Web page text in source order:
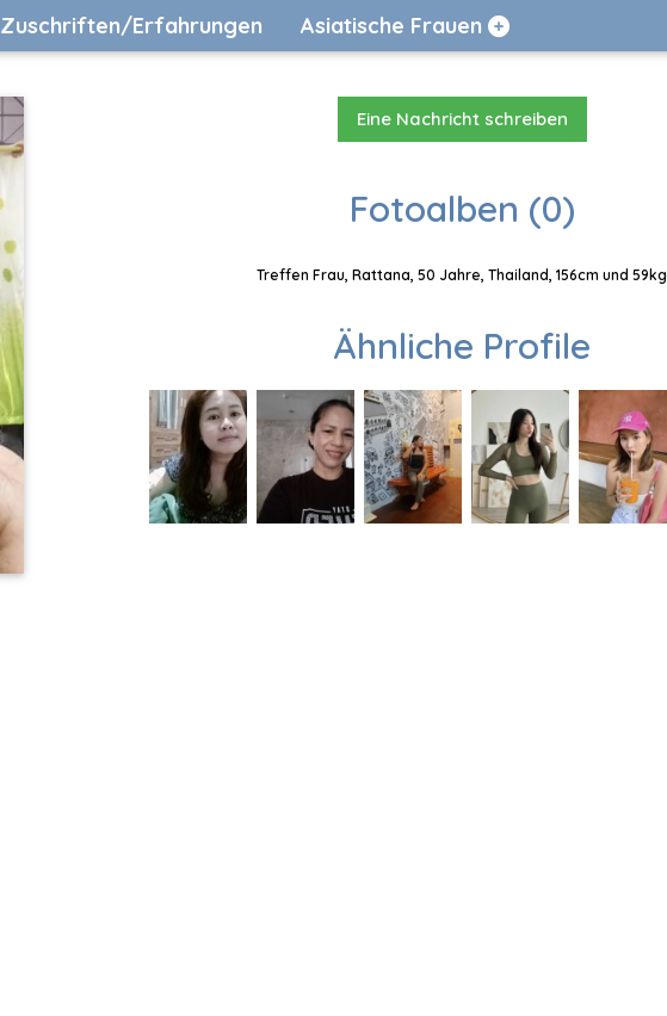
Zuschriften/Erfahrungen Asiatische Frauen
Eine Nachricht schreiben
Fotoalben (0)
Treffen Frau, Rattana, 50 Jahre, Thailand, 156cm und 59kg
Ähnliche Profile